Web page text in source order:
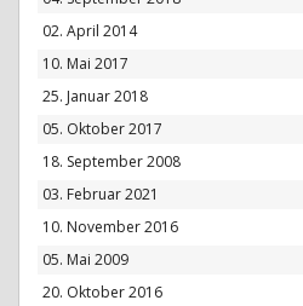
02. April 2014
10. Mai 2017
25. Januar 2018
05. Oktober 2017
18. September 2008
03. Februar 2021
10. November 2016
05. Mai 2009
20. Oktober 2016